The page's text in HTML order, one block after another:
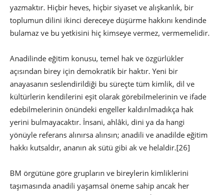
yazmaktır. Hiçbir heves, hiçbir siyaset ve alışkanlık, bir
toplumun dilini ikinci dereceye düşürme hakkını kendinde
bulamaz ve bu yetkisini hiç kimseye vermez, vermemelidir.
Anadilinde eğitim konusu, temel hak ve özgürlükler
açısından birey için demokratik bir haktır. Yeni bir
anayasanın seslendirildiği bu süreçte tüm kimlik, dil ve
kültürlerin kendilerini eşit olarak görebilmelerinin ve ifade
edebilmelerinin önündeki engeller kaldırılmadıkça hak
yerini bulmayacaktır. İnsani, ahlâki, dini ya da hangi
yönüyle referans alınırsa alınsın; anadili ve anadilde eğitim
hakkı kutsaldır, ananın ak sütü gibi ak ve helaldir.[26]
BM örgütüne göre grupların ve bireylerin kimliklerini
taşımasında anadili yaşamsal öneme sahip ancak her